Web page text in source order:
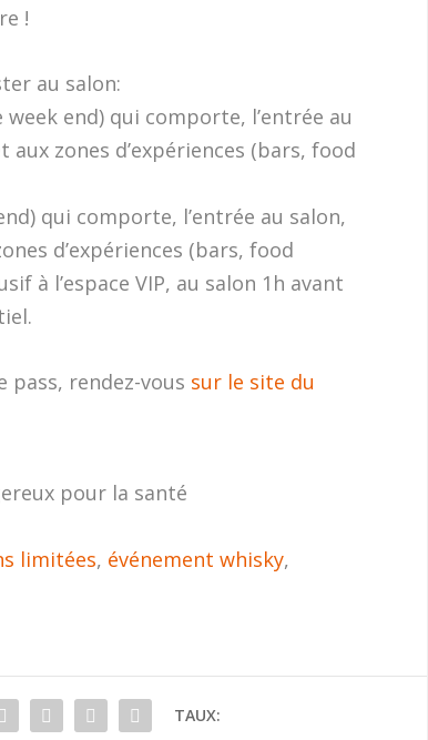
!
au salon:
end) qui comporte, l’entrée au
aux zones d’expériences (bars, food
qui comporte, l’entrée au salon,
d’expériences (bars, food
à l’espace VIP, au salon 1h avant
pass, rendez-vous sur le site du
pour la santé
limitées, événement whisky,
TAUX: